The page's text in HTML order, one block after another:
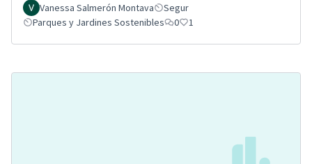
Vanessa Salmerón Montava
Segur
Parques y Jardines Sostenibles
0 1